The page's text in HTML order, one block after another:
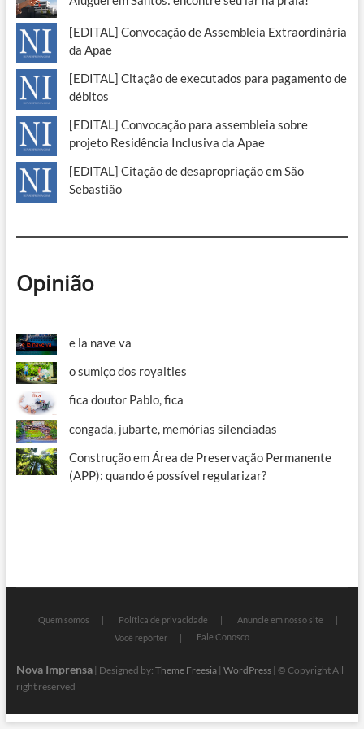
[EDITAL] Convocação de Assembleia Extraordinária
da Apae
[EDITAL] Citação de executados para pagamento de
débitos
[EDITAL] Convocação para assembleia sobre
projeto Residência Inclusiva da Apae
[EDITAL] Citação de desapropriação em São
Sebastião
Opinião
e la nave va
o sumiço dos royalties
fica doutor Pablo, fica
congada, jubarte, memórias silenciadas
Construção em Área de Preservação Permanente
(APP): quando é possível regularizar?
Quem somos Política de privacidade
Anuncie em nosso site
Você repórter
Fale Conosco
Nova Imprensa| Designed by: Theme Freesia| WordPress| © Copyright All
right reserved